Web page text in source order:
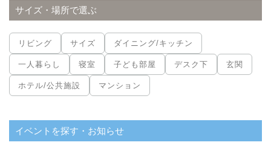
サイズ・場所で選ぶ
リビング サイズ ダイニング/キッチン
一人暮らし 寝室 子ども部屋 デスク下 玄関
ホテル/公共施設 マンション
イベントを探す・お知らせ